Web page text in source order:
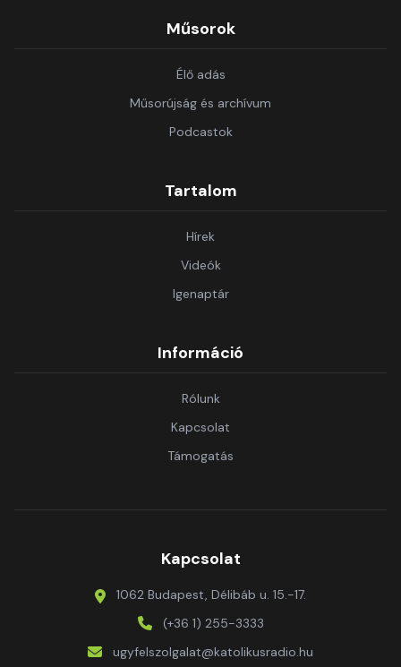
Műsorok
Élő adás
Műsorújság és archívum
Podcastok
Tartalom
Hírek
Videók
Igenaptár
Információ
Rólunk
Kapcsolat
Támogatás
Kapcsolat
1062 Budapest, Délibáb u. 15.-17.
(+36 1) 255-3333
ugyfelszolgalat@katolikusradio.hu